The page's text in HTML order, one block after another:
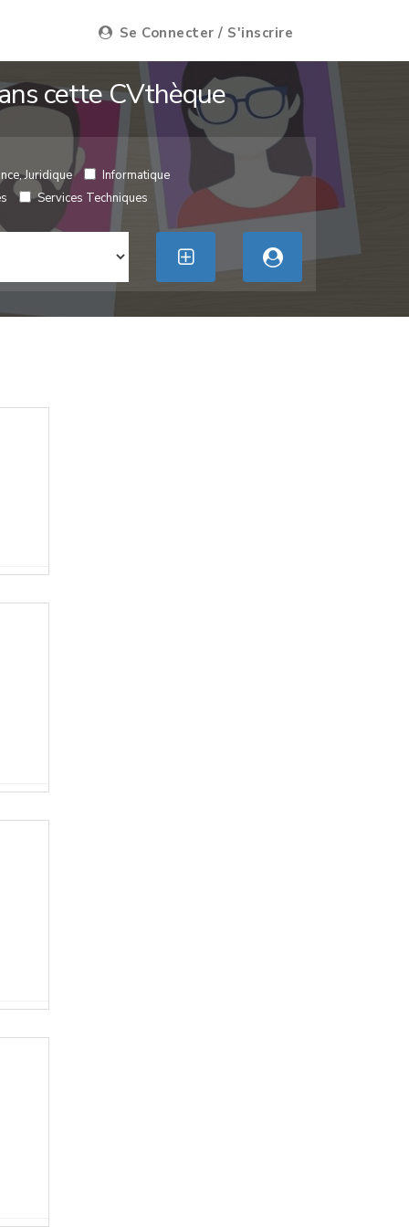
Se Connecter / S'inscrire
cette CVthèque
Juridique
Informatique
Services Techniques